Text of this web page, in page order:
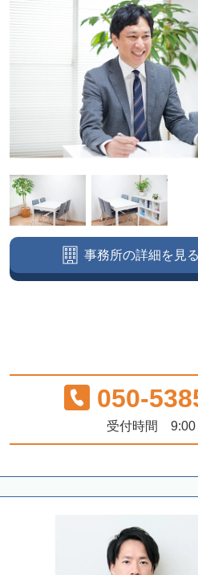
事務所の詳細を見る
050-
受付時間 9:00